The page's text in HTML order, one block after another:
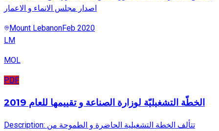
اصدار مجلس الانماء و الاعمار
Mount LebanonFeb 2020
LM
MOL
PDF
الخطّة التشغيليّة لوزارة الصناعة و تقييمها للعام 2019
Description: تتألف الخطة التشغيلية الحاضرة و الطموحة من